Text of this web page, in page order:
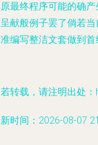
最终程序可能的确
献般例子罢了倘若
编写整洁文套做到
转载，请注明出处
时间：2026-08-07